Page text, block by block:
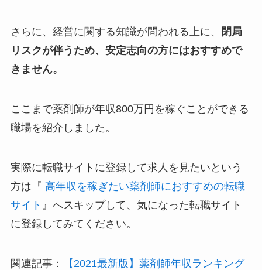
さらに、経営に関する知識が問われる上に、
閉局
リスクが伴うため、安定志向の方にはおすすめで
きません。
ここまで薬剤師が年収800万円を稼ぐことができる
職場を紹介しました。
実際に転職サイトに登録して求人を見たいという
方は『 高年収を稼ぎたい薬剤師におすすめの転職
サイト 』へスキップして、気になった転職サイト
に登録してみてください。
関連記事：
【2021最新版】薬剤師年収ランキング